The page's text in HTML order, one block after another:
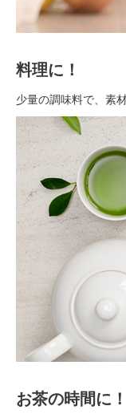
料理に！
少量の調味料で、素
お茶の時間に！